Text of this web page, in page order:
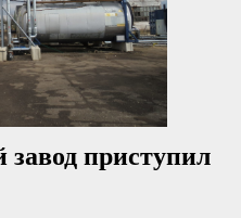
приступил